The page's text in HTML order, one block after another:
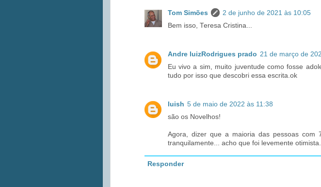
Tom Simões
2 de junho de 2021 às 10:05
Bem isso, Teresa Cristina...
Andre luizRodrigues prado 21 de março de
Eu vivo a sim, muito juventude como fosse
tudo por isso que descobri essa escrita.ok
luish 5 de maio de 2022 às 11:38
são os Novelhos!
Agora, dizer que a maioria das pessoas com
tranquilamente... acho que foi levemente otimista.
Responder